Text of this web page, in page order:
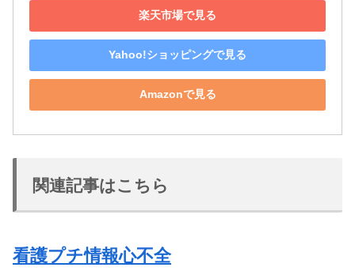
楽天市場で見る
Yahoo!ショッピングで見る
Amazonで見る
関連記事はこちら
看護プチ情報心不全